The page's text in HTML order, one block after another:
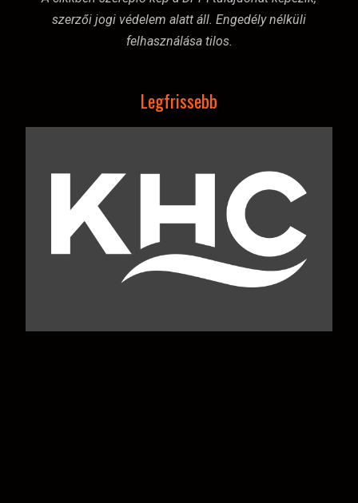
szerzői jogi védelem alatt áll. Engedély nélküli
felhasználása tilos.
Legfrissebb